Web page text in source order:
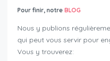
Pour finir, notre BLOG
Nous y publions
qui peut vous servir pour
Vous y trouverez: